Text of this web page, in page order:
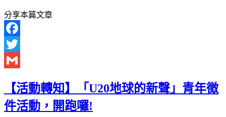
分享本篇文章
Facebook
Twitter
【活動轉知】「U20地球的新聲」青年徵
件活動，開跑囉!